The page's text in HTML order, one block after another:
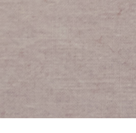
홍보영상